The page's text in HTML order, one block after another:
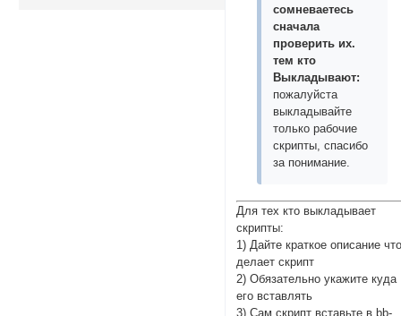
сомневаетесь
сначала
проверить их.
тем кто
Выкладывают:
пожалуйста
выкладывайте
только рабочие
скрипты, спасибо
за понимание.
Для тех кто выкладывает
скрипты:
1) Дайте краткое описание
делает скрипт
2) Обязательно укажите куда
его вставлять
3) Сам скрипт вставьте в bb-